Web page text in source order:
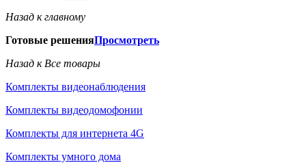
Назад к главному
Готовые решенияПросмотреть
Назад к Все товары
Комплекты видеонаблюдения
Комплекты видеодомофонии
Комплекты для интернета 4G
Комплекты умного дома